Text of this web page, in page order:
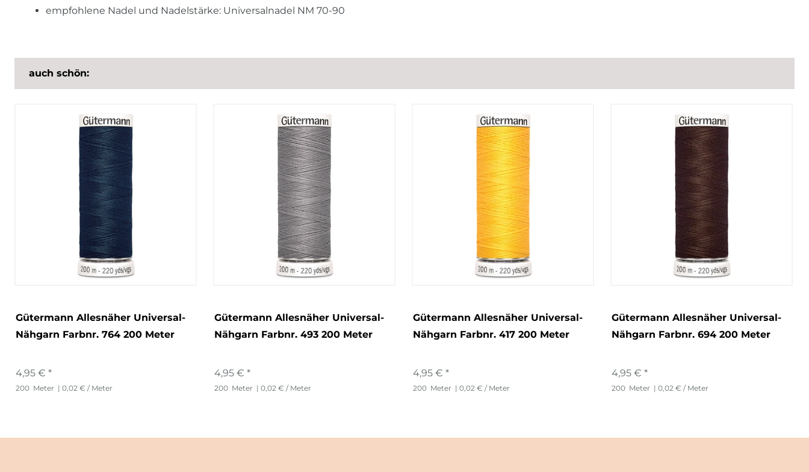
empfohlene Nadel und Nadelstärke: Universalnadel NM 70-90
auch schön:
Gütermann Allesnäher Universal-
Nähgarn Farbnr. 764 200 Meter
4,95 € *
200 Meter | 0,02 € / Meter
Gütermann Allesnäher Universal-
Nähgarn Farbnr. 493 200 Meter
4,95 € *
200 Meter | 0,02 € / Meter
Gütermann Allesnäher Universal-
Nähgarn Farbnr. 417 200 Meter
4,95 € *
200 Meter | 0,02 € / Meter
Gütermann Allesnäher Universal-
Nähgarn Farbnr. 694 200 Meter
4,95 € *
200 Meter | 0,02 € / Meter